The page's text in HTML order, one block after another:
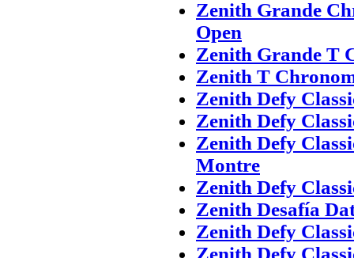
Zenith Grande
Open
Zenith Grande T
Zenith T
Zenith Defy
Zenith Defy
Zenith Defy
Montre
Zenith Defy
Zenith Desafía
Zenith Defy
Zenith Defy